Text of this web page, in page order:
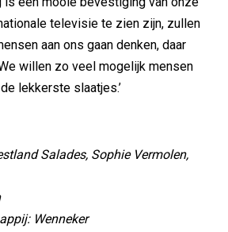
televisie te zien zijn, zullen
aan ons gaan denken, daar
willen zo veel mogelijk mensen
lekkerste slaatjes.’
Salades, Sophie Vermolen,
Wenneker